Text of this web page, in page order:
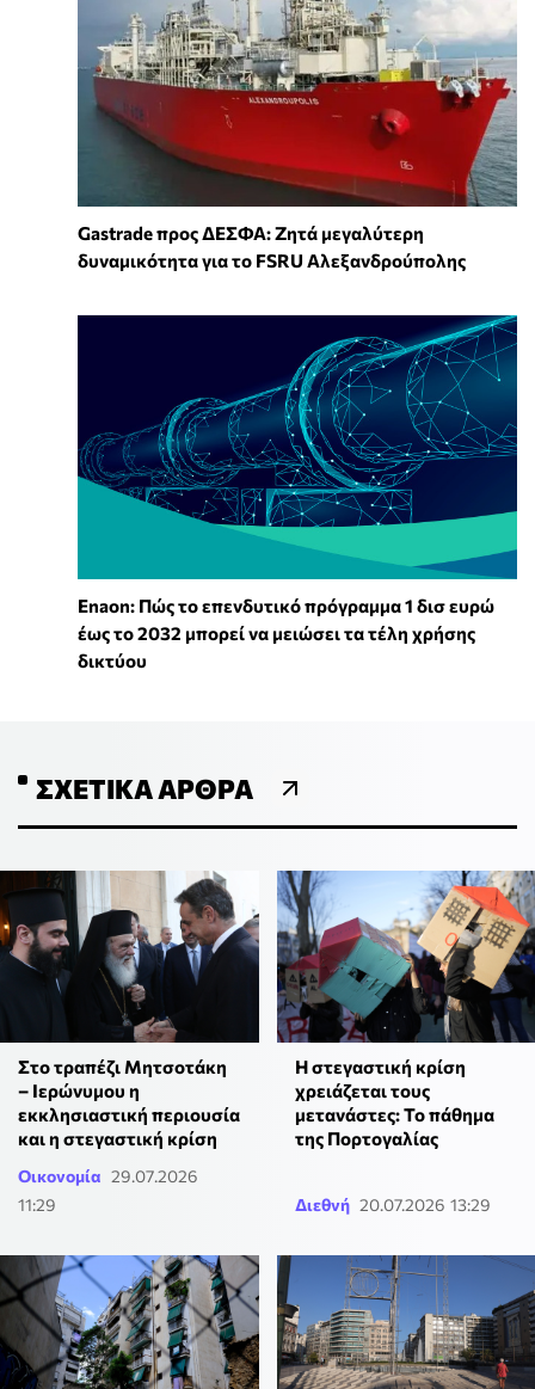
Gastrade προς ΔΕΣΦΑ: Ζητά μεγαλύτερη
δυναμικότητα για το FSRU Αλεξανδρούπολης
Enaon: Πώς το επενδυτικό πρόγραμμα 1 δισ ευρώ
έως το 2032 μπορεί να μειώσει τα τέλη χρήσης
δικτύου
ΣΧΕΤΙΚΆ ΆΡΘΡΑ
Στο τραπέζι Μητσοτάκη
– Ιερώνυμου η
εκκλησιαστική περιουσία
και η στεγαστική κρίση
Οικονομία 29.07.2026
11:29
Η στεγαστική κρίση
χρειάζεται τους
μετανάστες: Το πάθημα
της Πορτογαλίας
Διεθνή 20.07.2026 13:29